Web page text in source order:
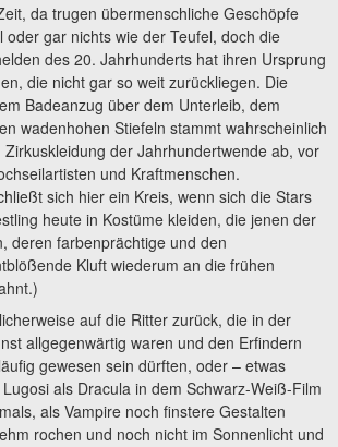
da trugen übermenschliche Geschöpfe
oder gar nichts wie der Teufel, doch die
des 20. Jahrhunderts hat ihren Ursprung
die nicht gar so weit zurückliegen. Die
Badeanzug über dem Unterleib, dem
wadenhohen Stiefeln stammt wahrscheinlich
der Jahrhundertwende ab, vor
und Kraftmenschen.
sich hier ein Kreis, wenn sich die Stars
heute in Kostüme kleiden, die jenen der
deren farbenprächtige und den
Kluft wiederum an die frühen
auf die Ritter zurück, die in der
allgegenwärtig waren und den Erfindern
gewesen sein dürften, oder – etwas
als Dracula in dem Schwarz-Weiß-Film
als Vampire noch finstere Gestalten
rochen und noch nicht im Sonnenlicht und